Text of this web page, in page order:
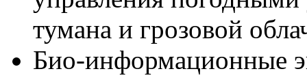
тумана и грозовой
Био-информационные